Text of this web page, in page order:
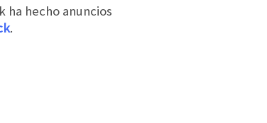
ha hecho anuncios
.